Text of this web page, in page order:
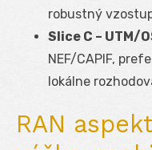
robustný
Slice C – UTM/
NEF/CAPIF,
lokálne
RAN